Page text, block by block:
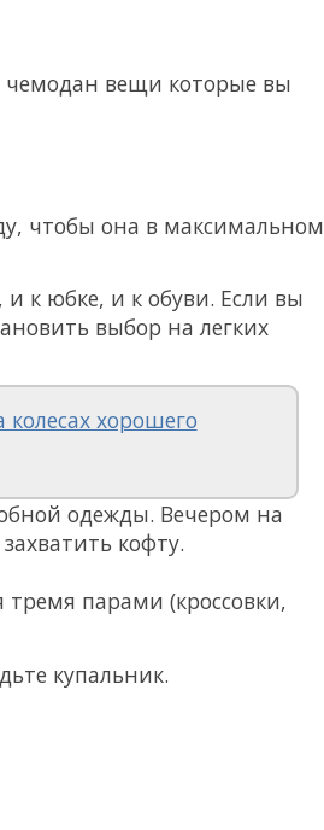
чемодан вещи которые вы
чтобы она в максимальном
к юбке, и к обуви. Если вы
выбор на легких
хорошего
одежды. Вечером на
кофту.
парами (кроссовки,
купальник.